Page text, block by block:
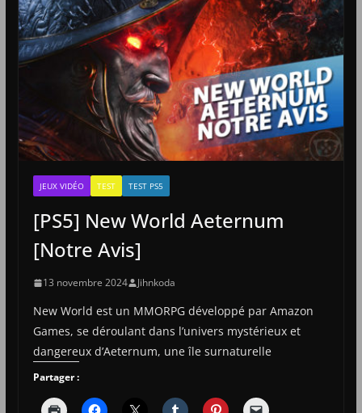
JEUX VIDÉO TEST TEST PS5
[PS5] New World Aeternum
[Notre Avis]
13 novembre 2024 Jihnkoda
New World est un MMORPG développé par Amazon
Games, se déroulant dans l’univers mystérieux et
dangereux d’Aeternum, une île surnaturelle
Partager :